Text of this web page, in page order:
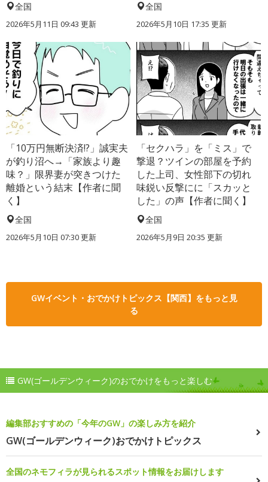
全国
2026年5月11日 09:43 更新
全国
2026年5月10日 17:35 更新
「10万円無断決済!?」誠実夫
が釣り沼へ→「家族より趣
味？」限界妻が突きつけた
離婚という結末【作者に聞
く】
全国
2026年5月10日 07:30 更新
「セクハラ」を「ミス」で
撃退？ツインの部屋を予約
した上司、女性部下の切れ
味鋭い反撃にに「スカッと
した」の声【作者に聞く】
全国
2026年5月9日 20:35 更新
GWイベント・おでかけトピックス【関西】をもっと見
る
GW(ゴールデンウィーク)のおでかけをもっと楽しむ
編集部おすすめの「今年のGW」の楽しみ方を紹介
GW(ゴールデンウィーク)おでかけトピックス
全国のネモフィラが見られるスポット情報をお届けします